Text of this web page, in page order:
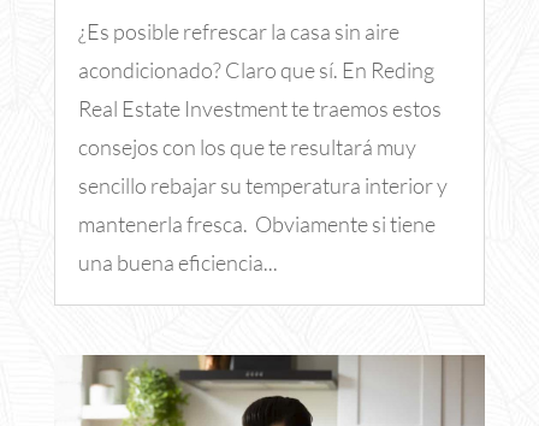
¿Es posible refrescar la casa sin aire
acondicionado? Claro que sí. En Reding
Real Estate Investment te traemos estos
consejos con los que te resultará muy
sencillo rebajar su temperatura interior y
mantenerla fresca. Obviamente si tiene
una buena eficiencia...